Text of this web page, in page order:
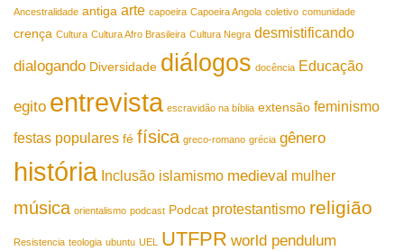
Ancestralidade antiga arte capoeira Capoeira Angola coletivo comunidade
crença Cultura Cultura Afro Brasileira Cultura Negra desmistificando
dialogando Diversidade diálogos docência Educação
egito entrevista escravidão na bíblia extensão feminismo
festas populares fé física greco-romano grécia gênero
história Inclusão islamismo medieval mulher
música orientalismo podcast Podcat protestantismo religião
Resistencia teologia ubuntu UEL UTFPR world pendulum